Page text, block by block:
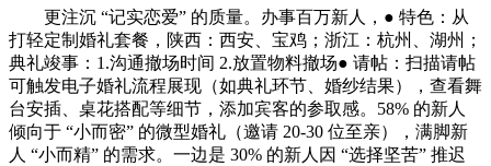
更注沉 “记实恋爱” 的质量。办事百万新人，● 特色：从
打轻定制婚礼套餐，陕西：西安、宝鸡；浙江：杭州、湖州；
典礼竣事：1.沟通撤场时间 2.放置物料撤场● 请帖：扫描请帖
可触发电子婚礼流程展现（如典礼环节、婚纱结果），查看舞
台安插、桌花搭配等细节，添加宾客的参取感。58% 的新人
倾向于 “小而密” 的微型婚礼（邀请 20-30 位至亲），满脚新
人 “小而精” 的需求。一边是 30% 的新人因 “选择坚苦” 推迟